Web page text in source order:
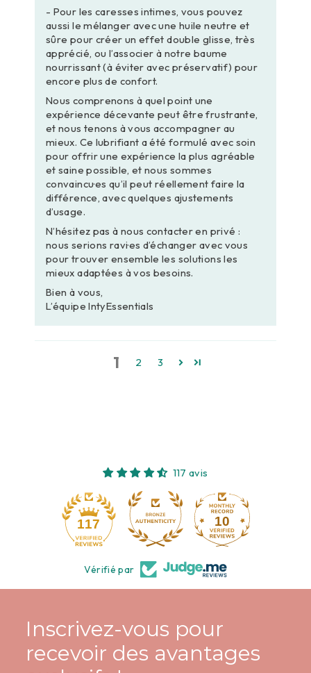
- Pour les caresses intimes, vous pouvez
aussi le mélanger avec une huile neutre et
sûre pour créer un effet double glisse, très
apprécié, ou l’associer à notre baume
nourrissant (à éviter avec préservatif) pour
encore plus de confort.
Nous comprenons à quel point une
expérience décevante peut être frustrante,
et nous tenons à vous accompagner au
mieux. Ce lubrifiant a été formulé avec soin
pour offrir une expérience la plus agréable
et saine possible, et nous sommes
convaincu·es qu’il peut réellement faire la
différence, avec quelques ajustements
d’usage.
N’hésitez pas à nous contacter en privé :
nous serions ravi·es d’échanger avec vous
pour trouver ensemble les solutions les
mieux adaptées à vos besoins.
Bien à vous,
L’équipe IntyEssentials
1 2 3
117 avis
117 10
Vérifié par
Inscrivez-vous pour
recevoir des avantages